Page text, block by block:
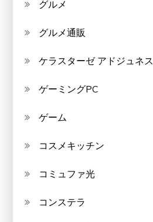
グルメ
グルメ通販
ケラスターゼ アドジュネス
ゲーミングPC
ゲーム
コスメキッチン
コミュファ光
コンステラ